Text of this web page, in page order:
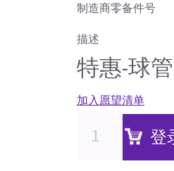
制造商零备件号
描述
特惠-球
加入愿望清单
登